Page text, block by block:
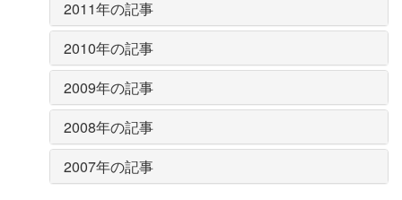
2011年の記事
2010年の記事
2009年の記事
2008年の記事
2007年の記事